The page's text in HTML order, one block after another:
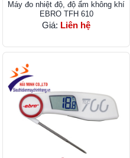
Máy đo nhiệt độ, độ ẩm không khí
EBRO TFH 610
Giá: Liên hệ